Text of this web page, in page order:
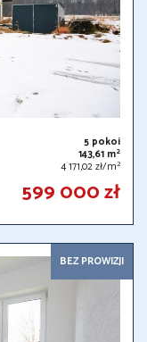
5 pokoi
143,61 m2
4 171,02 zł/m2
599 000 zł
BEZ PROWIZJI